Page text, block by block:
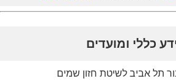
תל אביב לשיטת חזון שמים